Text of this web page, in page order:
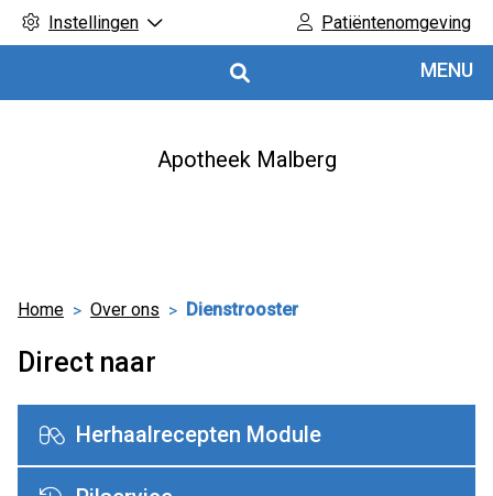
Instellingen Patiëntenomgeving
MENU
Apotheek Malberg
Home Over ons Dienstrooster
Direct naar
Herhaalrecepten Module